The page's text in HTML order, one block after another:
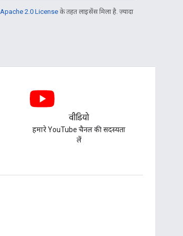
Apache 2.0 License के तहत लाइसेंस मिला है. ज़्यादा
वीडियो
हमारे YouTube चैनल की सदस्यता
लें